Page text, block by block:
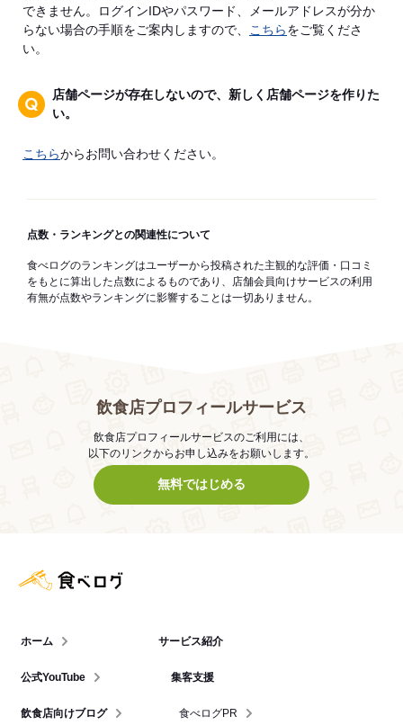
できません。ログインIDやパスワード、メールアドレスが分か
らない場合の手順をご案内しますので、
こちらをご覧くださ
い。
店舗ページが存在しないので、新しく店舗ページを作りた
い。
こちらからお問い合わせください。
点数・ランキングとの関連性について
食べログのランキングはユーザーから投稿された主観的な評価・口コミ
をもとに算出した点数によるものであり、店舗会員向けサービスの利用
有無が点数やランキングに影響することは一切ありません。
飲食店プロフィールサービス
飲食店プロフィールサービスのご利用には、
以下のリンクからお申し込みをお願いします。
無料ではじめる
ホーム
公式YouTube
飲食店向けブログ
サービス紹介
集客支援
食べログPR